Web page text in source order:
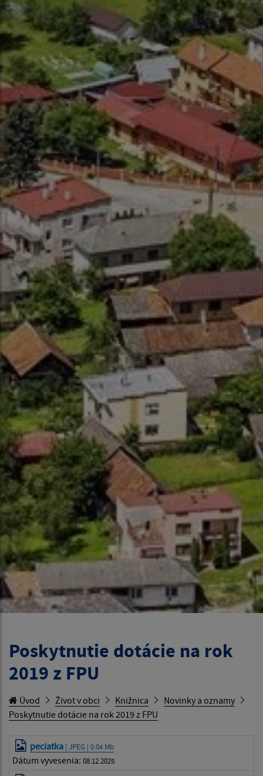
Poskytnutie dotácie na rok
2019 z FPU
Úvod Život v obci Knižnica
Novinky a oznamy
Poskytnutie dotácie na rok 2019 z FPU
peciatka | JPEG | 0.04 Mb
Dátum vyvesenia: 08.12.2025